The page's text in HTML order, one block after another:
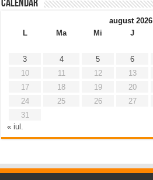
Calendar
august 2026
L
Ma Mi J
3
4 5 6
10
11 12 13
17
18 19 20
24
25 26 27
31
« iul.